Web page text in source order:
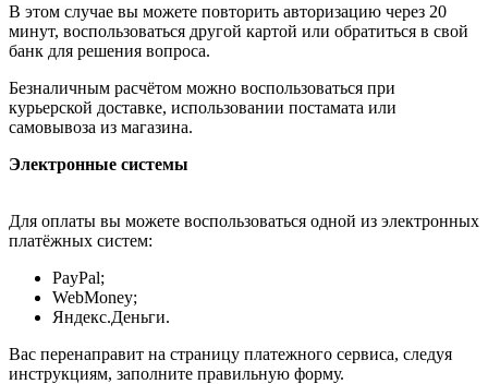
В этом случае вы можете повторить авторизацию через 20
минут, воспользоваться другой картой или обратиться в свой
банк для решения вопроса.
Безналичным расчётом можно воспользоваться при
курьерской доставке, использовании постамата или
самовывоза из магазина.
Электронные системы
Для оплаты вы можете воспользоваться одной из электронных
платёжных систем:
PayPal;
WebMoney;
Яндекс.Деньги.
Вас перенаправит на страницу платежного сервиса, следуя
инструкциям, заполните правильную форму.